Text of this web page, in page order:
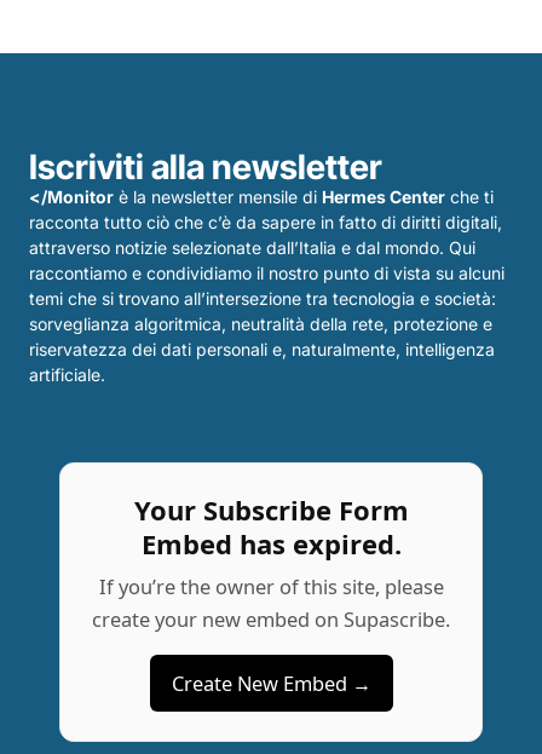
Iscriviti alla newsletter
</Monitor è la newsletter mensile di Hermes Center che ti
racconta tutto ciò che c’è da sapere in fatto di diritti digitali,
attraverso notizie selezionate dall’Italia e dal mondo. Qui
raccontiamo e condividiamo il nostro punto di vista su alcuni
temi che si trovano all’intersezione tra tecnologia e società:
sorveglianza algoritmica, neutralità della rete, protezione e
riservatezza dei dati personali e, naturalmente, intelligenza
artificiale.
Your Subscribe Form
Embed has expired.
If you’re the owner of this site, please
create your new embed on Supascribe.
Create New Embed →